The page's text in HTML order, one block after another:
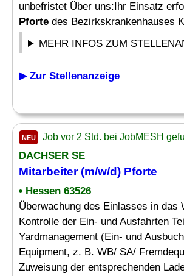
unbefristet Über uns:Ihr Einsatz
Pforte des Bezirkskrankenhauses
MEHR INFOS ZUM
▶ Zur Stellenanzeige
NEU Job vor 2 Std. bei JobMESH
DACHSER SE
Mitarbeiter (m/w/d) Pforte
• Hessen 63526
Überwachung des Einlasses in das
Kontrolle der Ein- und Ausfahrten
Yardmanagement (Ein- und
Equipment, z. B. WB/ SA/
Zuweisung der entsprechenden